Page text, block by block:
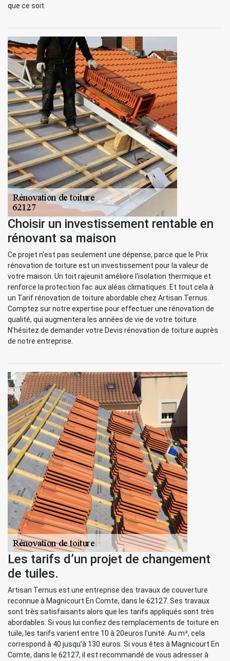
que ce soit.
Choisir un investissement rentable en
rénovant sa maison
Ce projet n'est pas seulement une dépense, parce que le Prix
rénovation de toiture est un investissement pour la valeur de
votre maison. Un toit rajeunit améliore l'isolation thermique et
renforce la protection fac aux aléas climatiques. Et tout cela à
un Tarif rénovation de toiture abordable chez Artisan Ternus.
Comptez sur notre expertise pour effectuer une rénovation de
qualité, qui augmentera les années de vie de votre toiture.
N’hésitez de demander votre Devis rénovation de toiture auprès
de notre entreprise.
Les tarifs d’un projet de changement
de tuiles.
Artisan Ternus est une entreprise des travaux de couverture
reconnue à Magnicourt En Comte, dans le 62127. Ses travaux
sont très satisfaisants alors que les tarifs appliqués sont très
abordables. Si vous lui confiez des remplacements de toiture en
tuile, les tarifs varient entre 10 à 20euros l’unité. Au m², cela
correspond à 40 jusqu’à 130 euros. Si vous êtes à Magnicourt En
Comte, dans le 62127, il est recommandé de vous adresser à